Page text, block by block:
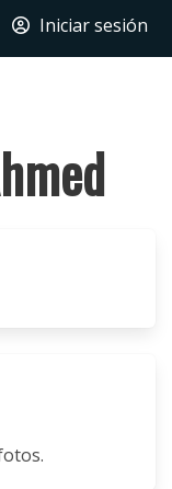
Iniciar sesión